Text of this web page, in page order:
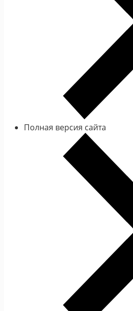
Полная версия сайта